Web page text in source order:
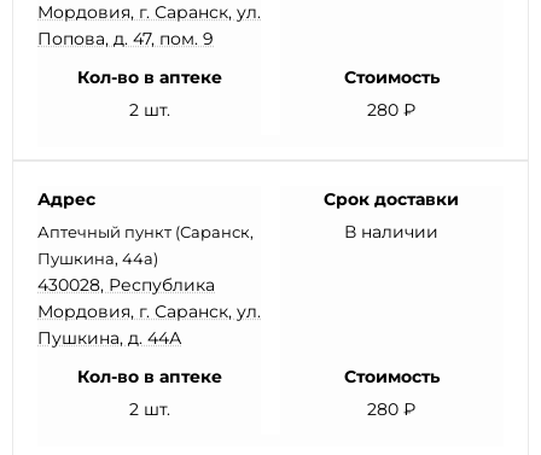
Мордовия, г. Саранск, ул.
Попова, д. 47, пом. 9
Кол-во в аптеке
2 шт.
Стоимость
280 ₽
Адрес
Аптечный пункт (Саранск,
Пушкина, 44а)
430028, Республика
Мордовия, г. Саранск, ул.
Пушкина, д. 44А
Срок доставки
В наличии
Кол-во в аптеке
2 шт.
Стоимость
280 ₽